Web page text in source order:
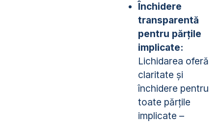
Închidere
transparentă
pentru părțile
implicate:
Lichidarea oferă
claritate și
închidere pentru
toate părțile
implicate –